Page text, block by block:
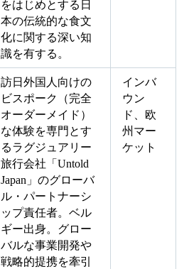
をはじめとする日
本の伝統的な食文
化に関する深い知
識を有する。
訪日外国人向けの
ビスポーク（完全
オーダーメイド）
な体験を専門とす
るラグジュアリー
旅行会社「Untold
Japan」のグローバ
ル・パートナーシ
ップ責任者。ベル
ギー出身。グロー
バルな事業開発や
戦略的提携を牽引
インバ
ウン
ド、欧
州マー
ケット